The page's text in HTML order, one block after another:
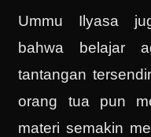
Ummu Ilyasa
bahwa belajar
tantangan
orang tua pun
materi semakin